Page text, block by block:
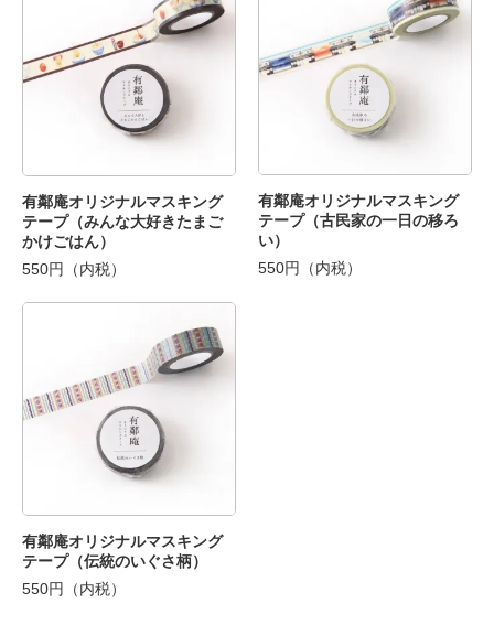
有鄰庵オリジナルマスキング
テープ（みんな大好きたまご
かけごはん）
550円（内税）
有鄰庵オリジナルマスキング
テープ（古民家の一日の移ろ
い）
550円（内税）
有鄰庵オリジナルマスキング
テープ（伝統のいぐさ柄）
550円（内税）